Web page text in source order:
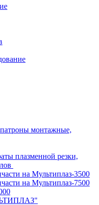
монтажные,
плазменной резки,
на Мультиплаз-3500
на Мультиплаз-7500